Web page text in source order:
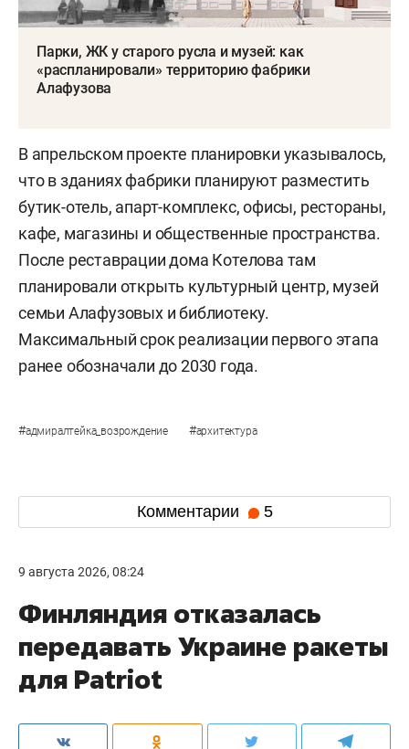
Парки, ЖК у старого русла и музей: как
«распланировали» территорию фабрики
Алафузова
В апрельском проекте планировки указывалось,
что в зданиях фабрики планируют разместить
бутик-отель, апарт-комплекс, офисы, рестораны,
кафе, магазины и общественные пространства.
После реставрации дома Котелова там
планировали открыть культурный центр, музей
семьи Алафузовых и библиотеку.
Максимальный срок реализации первого этапа
ранее обозначали до 2030 года.
#адмиралтейка_возрождение #архитектура
Комментарии 5
9 августа 2026, 08:24
Финляндия отказалась
передавать Украине ракеты
для Patriot